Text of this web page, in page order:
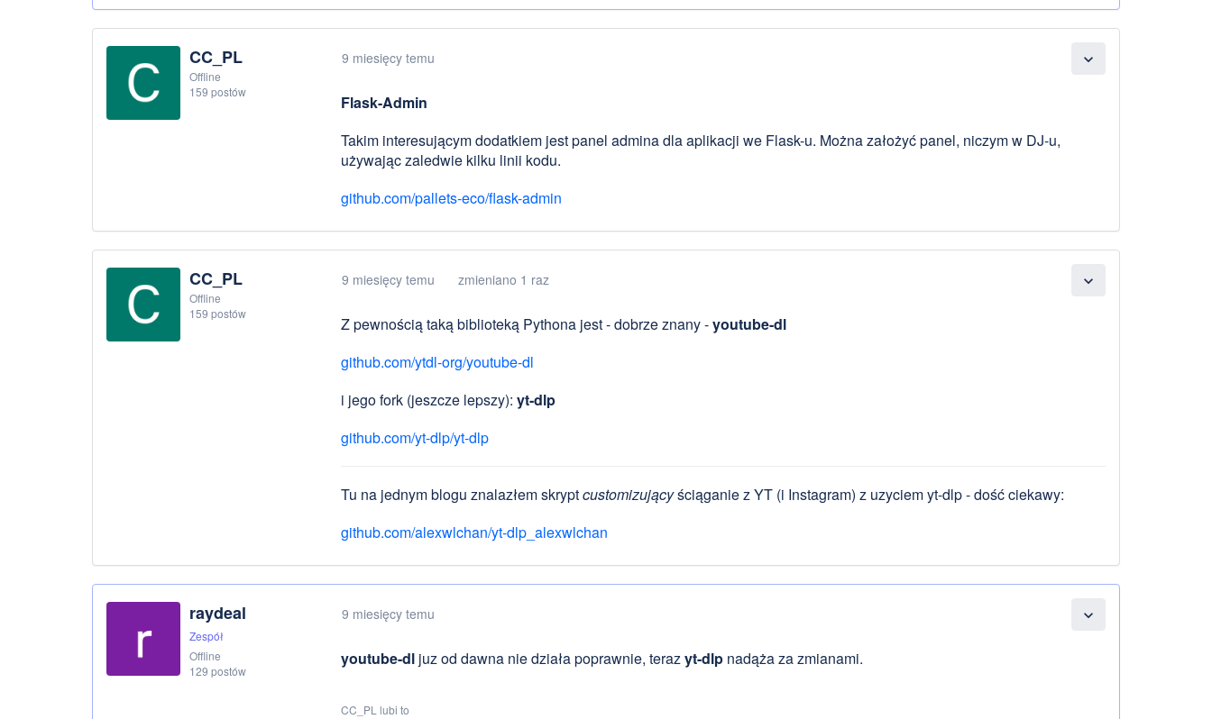
CC_PL
Offline
159 postów
9 miesięcy temu expand_more
Flask-Admin
Takim interesującym dodatkiem jest panel admina dla aplikacji we Flask-u. Można założyć panel, niczym w DJ-u,
używając zaledwie kilku linii kodu.
github.com/pallets-eco/flask-admin
CC_PL
Offline
159 postów
9 miesięcy temu zmieniano 1 raz expand_more
Z pewnością taką biblioteką Pythona jest - dobrze znany -youtube-dl
github.com/ytdl-org/youtube-dl
i jego fork (jeszcze lepszy): yt-dlp
github.com/yt-dlp/yt-dlp
Tu na jednym blogu znalazłem skryptcustomizującyściąganie z YT (i Instagram) z uzyciem yt-dlp - dość ciekawy:
github.com/alexwlchan/yt-dlp_alexwlchan
raydeal
Zespół
Offline
129 postów
9 miesięcy temu expand_more
youtube-dl juz od dawna nie działa poprawnie, terazyt-dlp nadąża za zmianami.
CC_PL lubi to